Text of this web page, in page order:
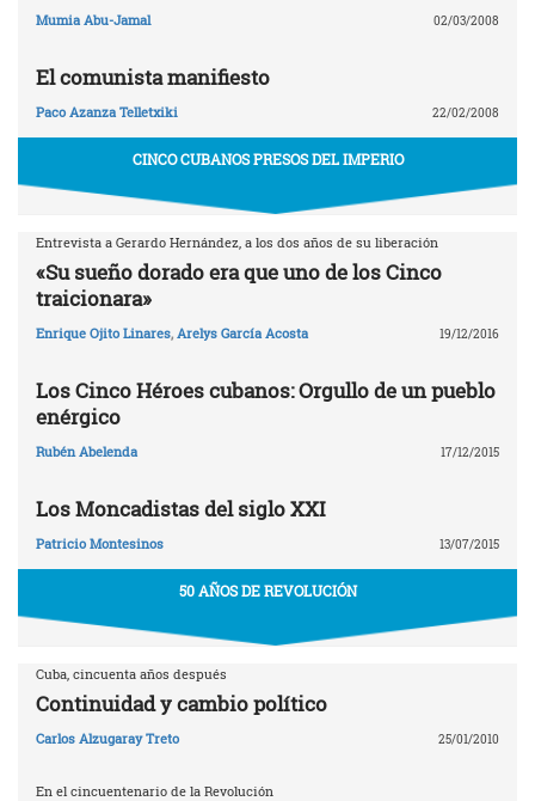
Mumia Abu-Jamal 02/03/2008
El comunista manifiesto
Paco Azanza Telletxiki 22/02/2008
CINCO CUBANOS PRESOS DEL IMPERIO
Entrevista a Gerardo Hernández, a los dos años de su liberación
«Su sueño dorado era que uno de los Cinco
traicionara»
Enrique Ojito Linares, Arelys García Acosta 19/12/2016
Los Cinco Héroes cubanos: Orgullo de un pueblo
enérgico
Rubén Abelenda 17/12/2015
Los Moncadistas del siglo XXI
Patricio Montesinos 13/07/2015
50 AÑOS DE REVOLUCIÓN
Cuba, cincuenta años después
Continuidad y cambio político
Carlos Alzugaray Treto 25/01/2010
En el cincuentenario de la Revolución